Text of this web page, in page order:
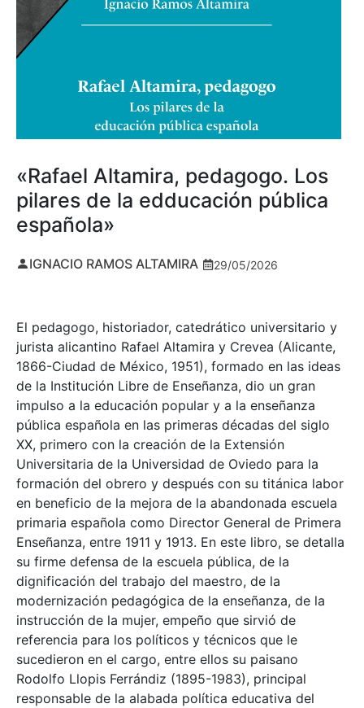
«Rafael Altamira, pedagogo. Los
pilares de la edducación pública
española»
IGNACIO RAMOS ALTAMIRA 29/05/2026
El pedagogo, historiador, catedrático universitario y
jurista alicantino Rafael Altamira y Crevea (Alicante,
1866-Ciudad de México, 1951), formado en las ideas
de la Institución Libre de Enseñanza, dio un gran
impulso a la educación popular y a la enseñanza
pública española en las primeras décadas del siglo
XX, primero con la creación de la Extensión
Universitaria de la Universidad de Oviedo para la
formación del obrero y después con su titánica labor
en beneficio de la mejora de la abandonada escuela
primaria española como Director General de Primera
Enseñanza, entre 1911 y 1913. En este libro, se detalla
su firme defensa de la escuela pública, de la
dignificación del trabajo del maestro, de la
modernización pedagógica de la enseñanza, de la
instrucción de la mujer, empeño que sirvió de
referencia para los políticos y técnicos que le
sucedieron en el cargo, entre ellos su paisano
Rodolfo Llopis Ferrándiz (1895-1983), principal
responsable de la alabada política educativa del